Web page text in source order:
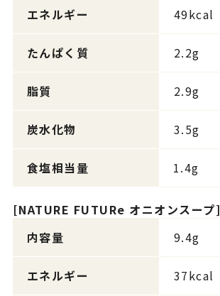
エネルギー 49kcal
たんぱく質 2.2g
脂質 2.9g
炭水化物 3.5g
食塩相当量 1.4g
[NATURE FUTURe オニオンスープ]
内容量
9.4g
エネルギー 37kcal